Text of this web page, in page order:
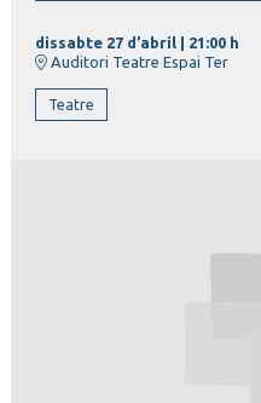
dissabte 27 d’abril
21:00 h
Auditori Teatre Espai Ter
Teatre